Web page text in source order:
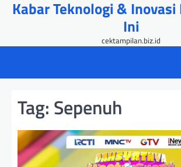
SkipKabar Teknologi &
Ini
cektampilan.biz.id
Tag: Sepenuh